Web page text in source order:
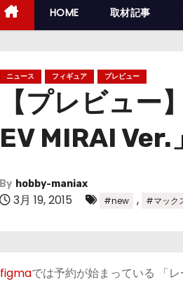
HOME 取材記事
ニュース フィギュア プレビュー
【プレビュ
EV MIRAI
By hobby-maniax
3月 19, 2015 #new , #マック
figmaでは予約が始まっている 「